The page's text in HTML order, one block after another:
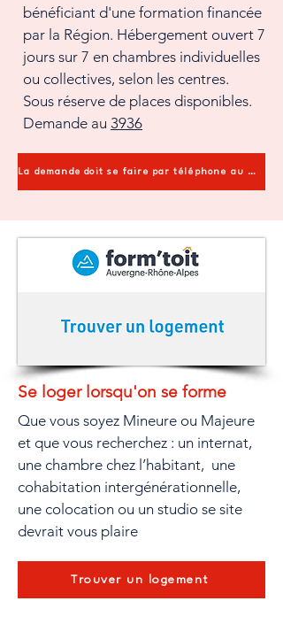
bénéficiant d'une formation financée
par la Région. Hébergement ouvert 7
jours sur 7 en chambres individuelles
ou collectives, selon les centres.
Sous réserve de places disponibles.
Demande au 3936
La demande doit se faire par téléphone au 3936
Se loger lorsqu'on se forme
Que vous soyez Mineure ou Majeure
et que vous recherchez : un internat,
une chambre chez l’habitant, une
cohabitation intergénérationnelle,
une colocation ou un studio se site
devrait vous plaire
Trouver un logement